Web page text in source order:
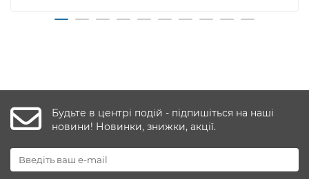
Будьте в центрі подій - підпишіться на наші
новини! Новинки, знижки, акції.